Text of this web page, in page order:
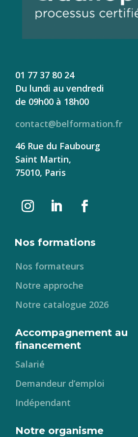
01 77 37 80 24
Du lundi au vendredi
de 09h00 à 18h00
contact@belformation.fr
46 Rue du Faubourg
Saint Martin,
75010, Paris
Nos formations
Nos formateurs
Notre approche
Notre catalogue 2026
Accompagnement au
financement
Salarié
Demandeur d’emploi
Indépendant
Notre organisme